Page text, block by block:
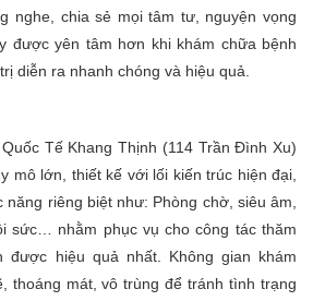
nghe, chia sẻ mọi tâm tư, nguyện vọng
được yên tâm hơn khi khám chữa bệnh
diễn ra nhanh chóng và hiệu quả.
Tế Khang Thịnh (114 Trần Đình Xu)
mô lớn, thiết kế với lối kiến trúc hiện đại,
năng riêng biệt như: Phòng chờ, siêu âm,
sức… nhằm phục vụ cho công tác thăm
được hiệu quả nhất. Không gian khám
thoáng mát, vô trùng để tránh tình trạng